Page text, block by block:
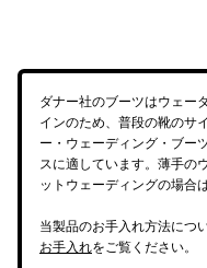
ダナー社のブーツはウェー
インのため、普段の靴のサ
ー・ウェーディング・ブー
スに適しています。薄手の
ットウェーディングの場合
当製品のお手入れ方法につ
お手入れをご覧ください。